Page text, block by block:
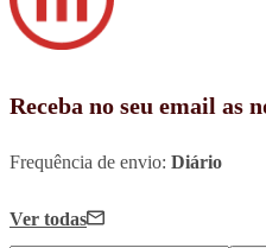
Receba no seu email as
Frequência de envio: Diário
Ver todas